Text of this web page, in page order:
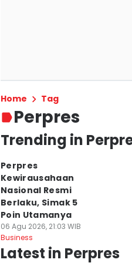
Home Tag
Perpres
Trending in
Perpres
Kewirausahaan
Nasional Resmi
Berlaku, Simak 5
Poin Utamanya
06 Agu 2026, 21:03 WIB
Business
Latest in Perpres